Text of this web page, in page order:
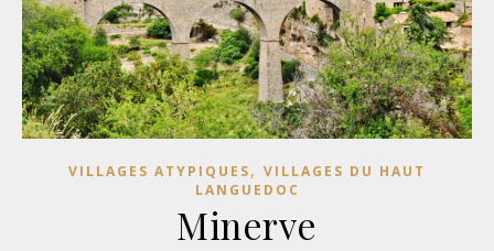
VILLAGES ATYPIQUES, VILLAGES DU HAUT
LANGUEDOC
Minerve